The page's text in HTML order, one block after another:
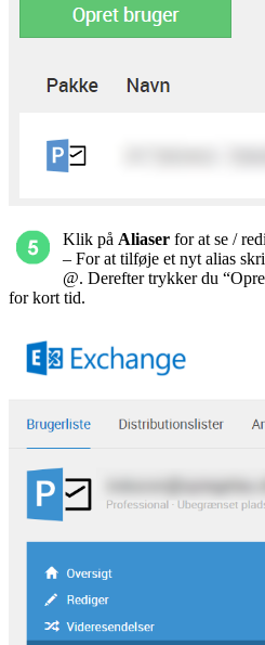
Klik på Aliaser for at se /
– For at tilføje et nyt alias
@. Derefter trykker du
for kort tid.